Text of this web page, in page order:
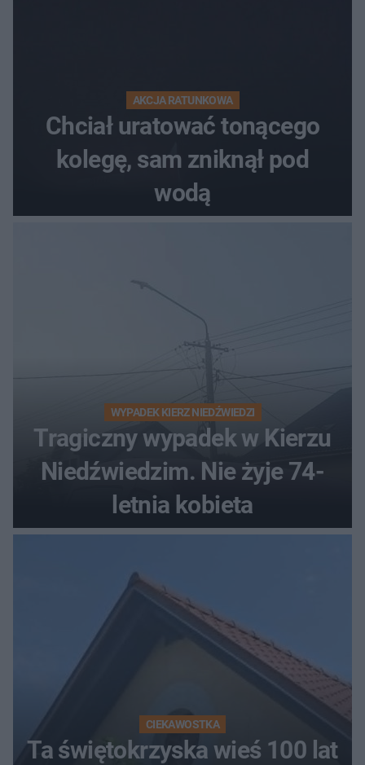
AKCJA RATUNKOWA
Chciał uratować tonącego
kolegę, sam zniknął pod
wodą
WYPADEK KIERZ NIEDŹWIEDZI
Tragiczny wypadek w Kierzu
Niedźwiedzim. Nie żyje 74-
letnia kobieta
CIEKAWOSTKA
Ta świętokrzyska wieś 100 lat